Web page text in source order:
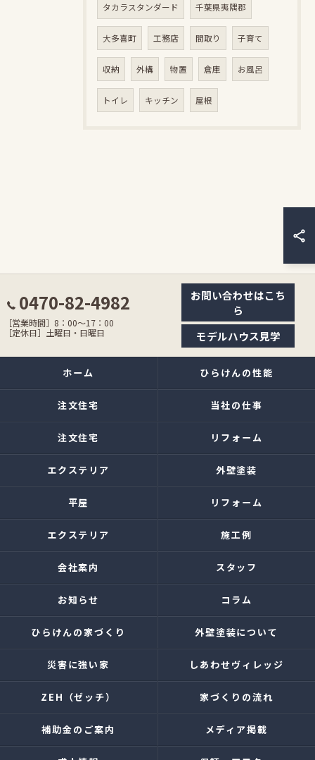
タカラスタンダード 千葉県夷隅郡
大多喜町 工務店 間取り 子育て
収納 外構 物置 倉庫 お風呂
トイレ キッチン 屋根
0470-82-4982
［営業時間］8：00〜17：00
［定休日］土曜日・日曜日
お問い合わせはこち
ら
モデルハウス見学
ホーム ひらけんの性能
注文住宅 当社の仕事
注文住宅 リフォーム
エクステリア 外壁塗装
平屋 リフォーム
エクステリア 施工例
会社案内 スタッフ
お知らせ コラム
ひらけんの家づくり 外壁塗装について
災害に強い家 しあわせヴィレッジ
ZEH（ゼッチ） 家づくりの流れ
補助金のご案内 メディア掲載